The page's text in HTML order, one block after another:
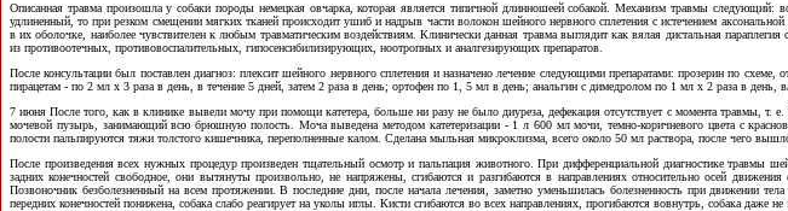
Описанная травма произошла у собаки породы немецкая овчарка, которая является типичной длинношеей собакой. Механизм травмы
удлиненный, то при резком смещении мягких тканей происходит ушиб и надрыв части волокон шейного нервного сплетения с истечением
в их оболочке, наиболее чувствителен к любым травматическим воздействиям. Клинически данная травма выглядит как вялая дистальная
из противоотечных, противовоспалительных, гипосенсибилизирующих, ноотропных и аналгезирующих препаратов.
После консультации был поставлен диагноз: плексит шейного нервного сплетения и назначено лечение следующими препаратами: прозерин по
пирацетам - по 2 мл х 3 раза в день, в течение 5 дней, затем 2 раза в день; ортофен по 1, 5 мл в день; анальгин с димедролом по 1 мл х 2 раза в день,
7 июня После того, как в клинике вывели мочу при помощи катетера, больше ни разу не было диуреза, дефекация отсутствует с момента травмы,
мочевой пузырь, занимающий всю брюшную полость. Моча выведена методом катетеризации - 1 л 600 мл мочи, темно-коричневого цвета с
полости пальпируются тяжи толстого кишечника, переполненные калом. Сделана мыльная микроклизма, всего около 50 мл раствора, после чего
После произведения всех нужных процедур произведен тщательный осмотр и пальпация животного. При дифференциальной диагностике травмы
задних конечностей свободное, они вытянуты произвольно, не напряжены, сгибаются и разгибаются в направлениях относительно осей
Позвоночник безболезненный на всем протяжении. В последние дни, после начала лечения, заметно уменьшилась болезненность при движении
передних конечностей понижена, собака слабо реагирует на уколы иглы. Кисти сгибаются во всех направлениях, прогибаются вовнутрь, собака даже